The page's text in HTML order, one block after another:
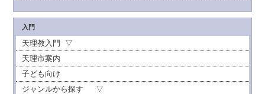
入門
天理教入門
天理市案内
子ども向け
ジャンルから探す